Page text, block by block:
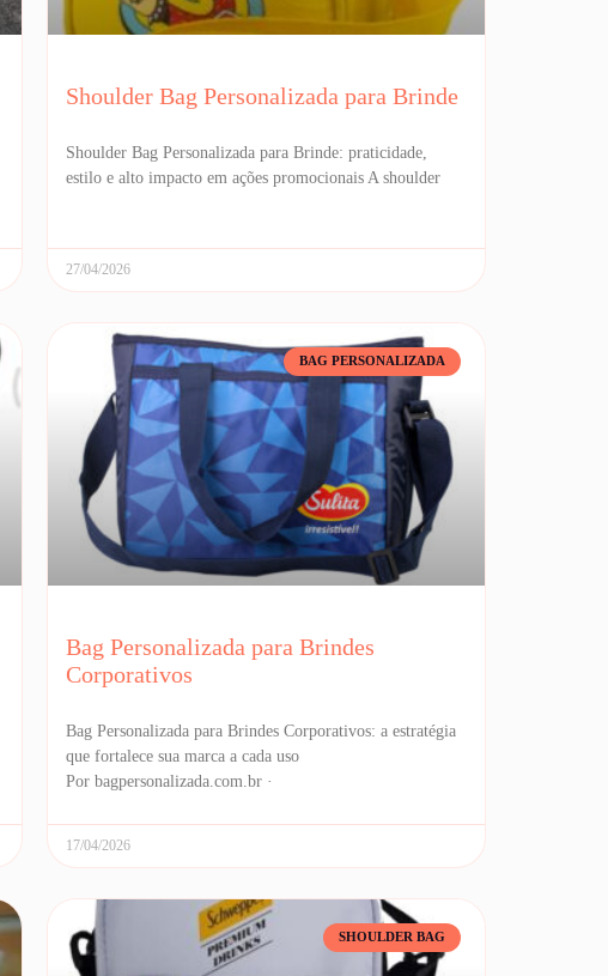
Shoulder Bag Personalizada para Brinde
Shoulder Bag Personalizada para Brinde: praticidade,
estilo e alto impacto em ações promocionais A shoulder
27/04/2026
BAG PERSONALIZADA
Bag Personalizada para Brindes
Corporativos
Bag Personalizada para Brindes Corporativos: a estratégia
que fortalece sua marca a cada uso
Por bagpersonalizada.com.br ·
17/04/2026
SHOULDER BAG